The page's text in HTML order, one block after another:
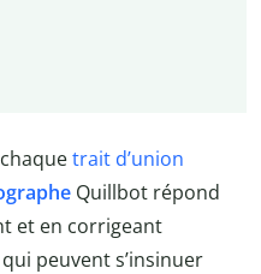
trait d’union
Quillbot répond
et en corrigeant
peuvent s’insinuer